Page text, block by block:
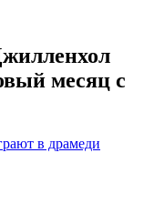
месяц с
в драмеди